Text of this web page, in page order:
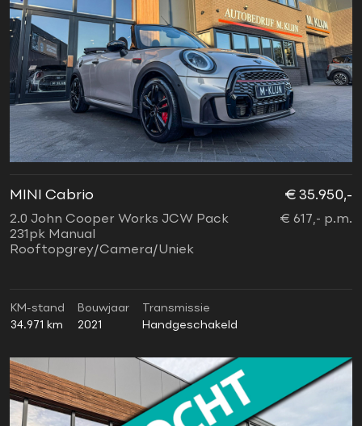
MINI Cabrio
2.0 John Cooper Works JCW Pack
231pk Manual
Rooftopgrey/Camera/Uniek
€ 35.950,-
€ 617,- p.m.
KM-stand
34.971 km
Bouwjaar
2021
Transmissie
Handgeschakeld